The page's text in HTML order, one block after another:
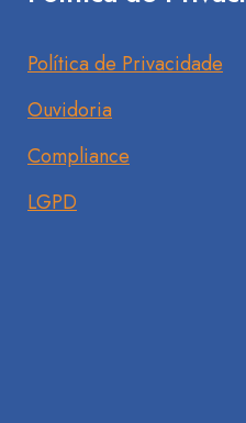
Política de Privacidade
Ouvidoria
Compliance
LGPD